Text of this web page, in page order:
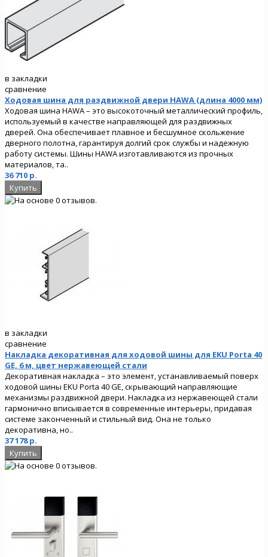
в закладки
сравнение
Ходовая шина для раздвижной двери HAWA (длина 4000 мм)
Ходовая шина HAWA – это высокоточный металлический профиль,
используемый в качестве направляющей для раздвижных
дверей. Она обеспечивает плавное и бесшумное скольжение
дверного полотна, гарантируя долгий срок службы и надежную
работу системы. Шины HAWA изготавливаются из прочных
материалов, та..
36 710 р.
в закладки
сравнение
Накладка декоративная для ходовой шины для EKU Porta 40
GE, 6 м, цвет нержавеющей стали
Декоративная накладка – это элемент, устанавливаемый поверх
ходовой шины EKU Porta 40 GE, скрывающий направляющие
механизмы раздвижной двери. Накладка из нержавеющей стали
гармонично вписывается в современные интерьеры, придавая
системе законченный и стильный вид. Она не только
декоративна, но..
37 178 р.